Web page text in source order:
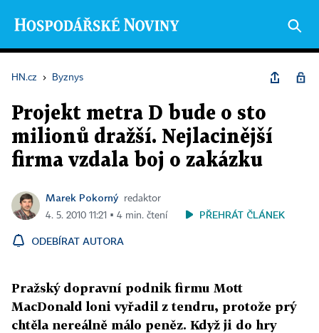
HN.cz › Byznys
Projekt metra D bude o sto
milionů dražší. Nejlacinější
firma vzdala boj o zakázku
Marek Pokorný
redaktor
4. 5. 2010 11:21 ▪ 4 min. čtení
PŘEHRÁT ČLÁNEK
ODEBÍRAT AUTORA
Pražský dopravní podnik firmu Mott
MacDonald loni vyřadil z tendru, protože prý
chtěla nereálně málo peněz. Když ji do hry